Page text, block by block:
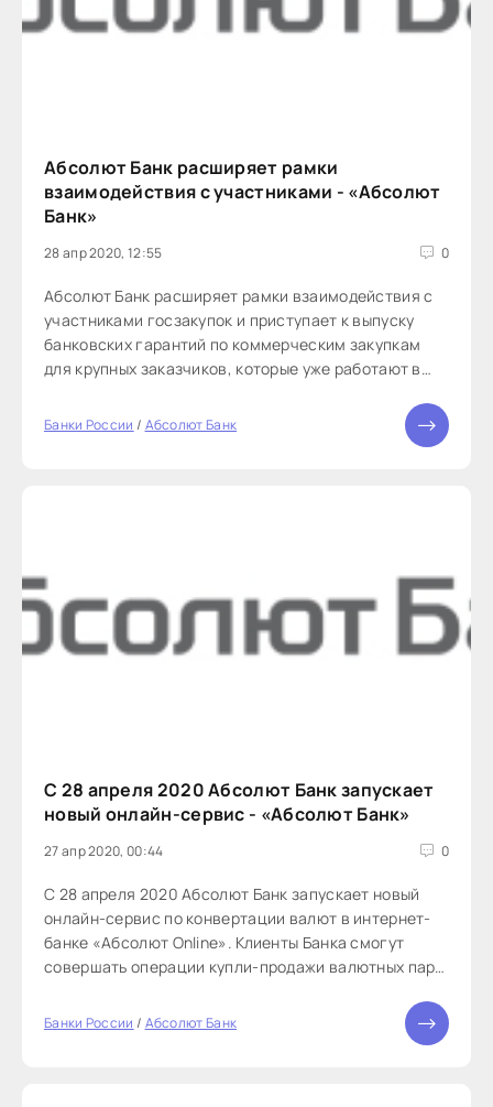
Абсолют Банк расширяет рамки
взаимодействия с участниками - «Абсолют
Банк»
28 апр 2020, 12:55 0
Абсолют Банк расширяет рамки взаимодействия с
участниками госзакупок и приступает к выпуску
банковских гарантий по коммерческим закупкам
для крупных заказчиков, которые уже работают в
гарантии в коммерческом сегменте составляет 20
Банки России / Абсолют Банк
С 28 апреля 2020 Абсолют Банк запускает
новый онлайн-сервис - «Абсолют Банк»
27 апр 2020, 00:44 0
С 28 апреля 2020 Абсолют Банк запускает новый
онлайн-сервис по конвертации валют в интернет-
банке «Абсолют Online». Клиенты Банка смогут
совершать операции купли-продажи валютных пар
счетами.
Банки России / Абсолют Банк